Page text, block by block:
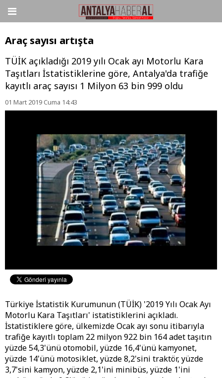
Araç sayısı artışta
TÜİK açıkladığı 2019 yılı Ocak ayı Motorlu Kara
Taşıtları İstatistiklerine göre, Antalya'da trafiğe
kayıtlı araç sayısı 1 Milyon 63 bin 999 oldu
01 Mart 2019 Cuma 14:43
Türkiye İstatistik Kurumunun (TÜİK) '2019 Yılı Ocak Ayı
Motorlu Kara Taşıtları' istatistiklerini açıkladı.
İstatistiklere göre, ülkemizde Ocak ayı sonu itibarıyla
trafiğe kayıtlı toplam 22 milyon 922 bin 164 adet taşıtın
yüzde 54,3'ünü otomobil, yüzde 16,4'ünü kamyonet,
yüzde 14'ünü motosiklet, yüzde 8,2'sini traktör, yüzde
3,7'sini kamyon, yüzde 2,1'ini minibüs, yüzde 1'ini